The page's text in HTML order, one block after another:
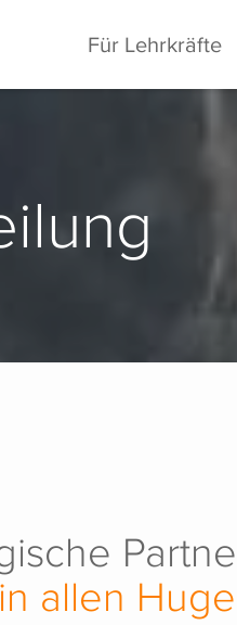
Für Lehrkräfte
allen